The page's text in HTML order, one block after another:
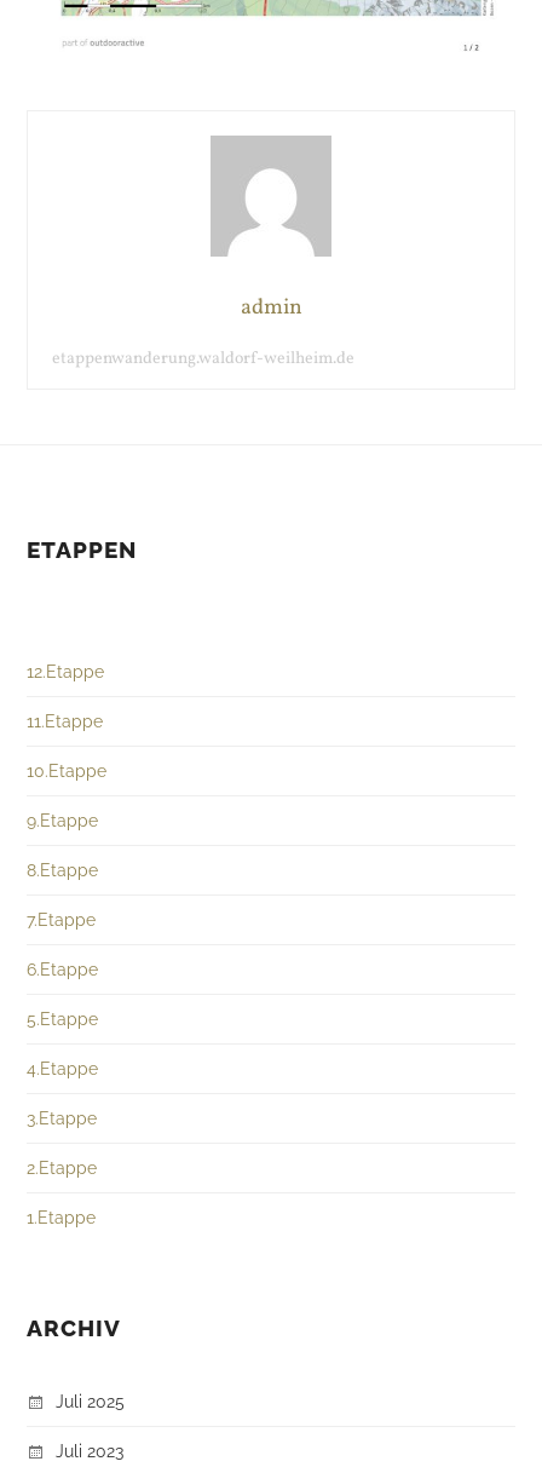
admin
etappenwanderung.waldorf-weilheim.de
ETAPPEN
12.Etappe
11.Etappe
10.Etappe
9.Etappe
8.Etappe
7.Etappe
6.Etappe
5.Etappe
4.Etappe
3.Etappe
2.Etappe
1.Etappe
ARCHIV
Juli 2025
Juli 2023